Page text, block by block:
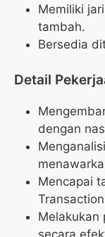
Memiliki
tambah.
Bersedia
Detail
dengan
Mencapai
Melakukan
secara